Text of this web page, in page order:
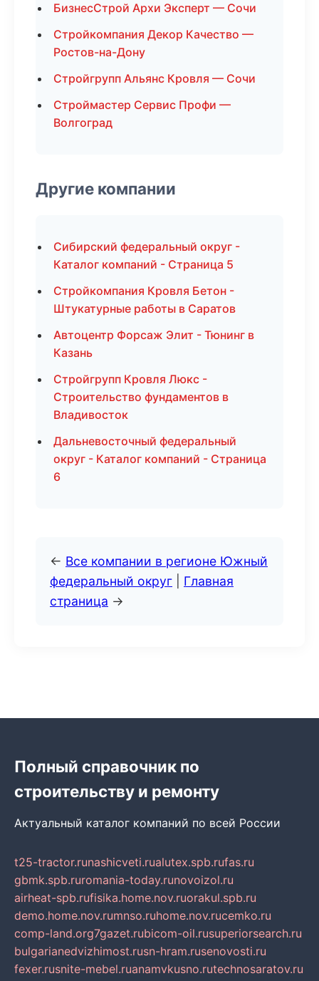
БизнесСтрой Архи Эксперт — Сочи
Стройкомпания Декор Качество —
Ростов-на-Дону
Стройгрупп Альянс Кровля — Сочи
Строймастер Сервис Профи —
Волгоград
Другие компании
Сибирский федеральный округ -
Каталог компаний - Страница 5
Стройкомпания Кровля Бетон -
Штукатурные работы в Саратов
Автоцентр Форсаж Элит - Тюнинг в
Казань
Стройгрупп Кровля Люкс -
Строительство фундаментов в
Владивосток
Дальневосточный федеральный
округ - Каталог компаний - Страница
6
← Все компании в регионе Южный
федеральный округ
Главная
страница →
Полный справочник по
строительству и ремонту
Актуальный каталог компаний по всей России
t25-tractor.runashicveti.rualutex.spb.rufas.ru
gbmk.spb.ruromania-today.runovoizol.ru
airheat-spb.rufisika.home.nov.ruorakul.spb.ru
demo.home.nov.rumnso.ruhome.nov.rucemko.ru
comp-land.org7gazet.rubicom-oil.rusuperiorsearch.ru
bulgarianedvizhimost.rusn-hram.rusenovosti.ru
fexer.rusnite-mebel.ruanamvkusno.rutechnosaratov.ru